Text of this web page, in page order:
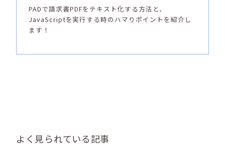
PADで請求書PDFをテキスト化する方法と、
JavaScriptを実行する時のハマりポイントを紹介し
ます！
よく見られている記事